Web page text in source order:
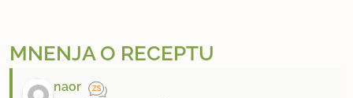
MNENJA O RECEPTU
naor